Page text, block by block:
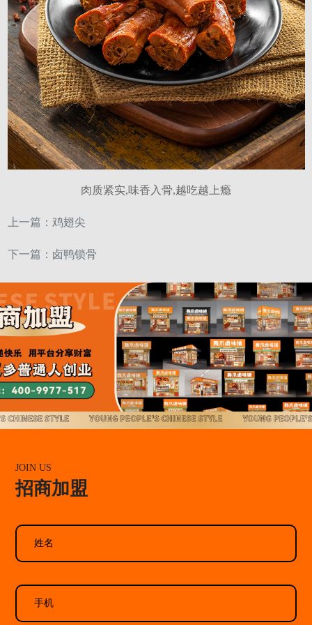
肉质紧实,味香入骨,越吃越上瘾
上一篇： 鸡翅尖
下一篇： 卤鸭锁骨
JOIN US
招商加盟